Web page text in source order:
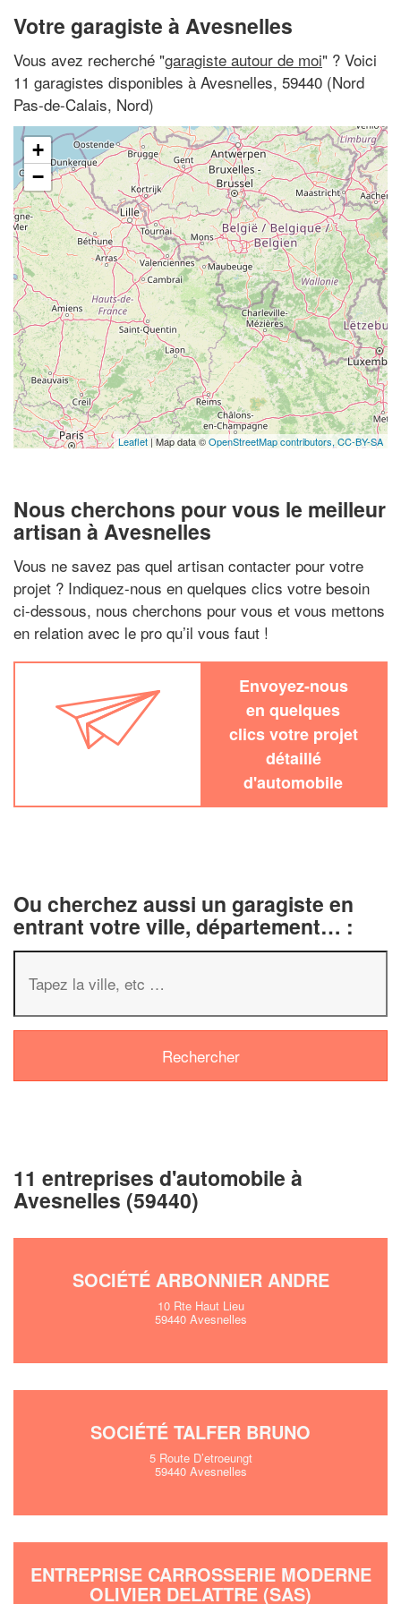
Votre garagiste à Avesnelles
Vous avez recherché "garagiste autour de moi" ? Voici
11 garagistes disponibles à Avesnelles, 59440 (Nord
Pas-de-Calais, Nord)
+
−
Leaflet | Map data ©OpenStreetMap contributors, CC-BY-SA
Nous cherchons pour vous le meilleur
artisan à Avesnelles
Vous ne savez pas quel artisan contacter pour votre
projet ? Indiquez-nous en quelques clics votre besoin
ci-dessous, nous cherchons pour vous et vous mettons
en relation avec le pro qu’il vous faut !
Envoyez-nous
en quelques
clics votre projet
détaillé
d'automobile
Ou cherchez aussi un garagiste en
entrant votre ville, département… :
11 entreprises d'automobile à
Avesnelles (59440)
SOCIÉTÉ ARBONNIER ANDRE
10 Rte Haut Lieu
59440 Avesnelles
SOCIÉTÉ TALFER BRUNO
5 Route D’etroeungt
59440 Avesnelles
ENTREPRISE CARROSSERIE MODERNE
OLIVIER DELATTRE (SAS)